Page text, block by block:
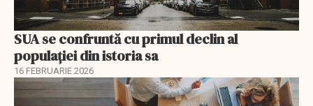
SUA se confruntă cu primul declin al
populației din istoria sa
16 FEBRUARIE 2026